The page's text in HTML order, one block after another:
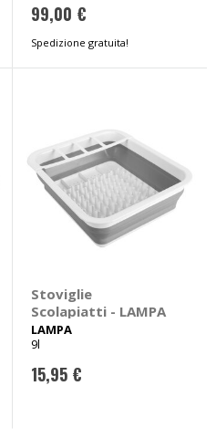
99,00 €
Spedizione gratuita!
Stoviglie
Scolapiatti - LAMPA
LAMPA
9l
15,95 €